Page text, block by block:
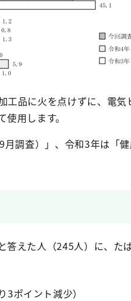
品に火を点けずに、電気
用します。
調査）」、令和3年は「
えた人（245人）に、た
ポイント減少）